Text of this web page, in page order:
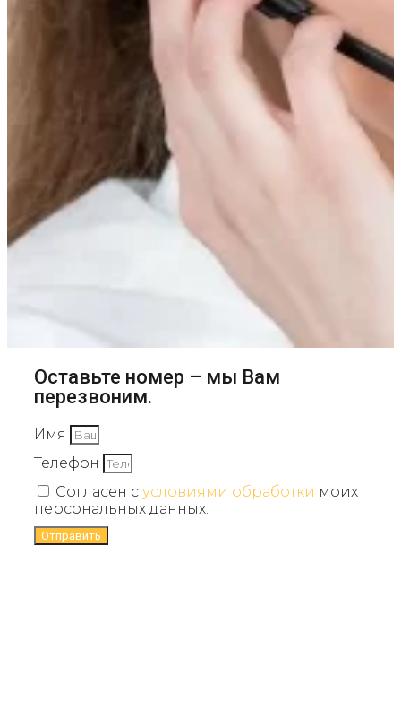
Оставьте номер – мы Вам
перезвоним.
Имя
Телефон
Согласен с условиями обработки моих
персональных данных.
Отправить